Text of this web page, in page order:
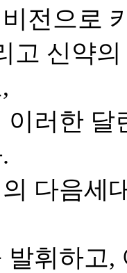
전으로
고 신약
러한
다음세
발휘하고